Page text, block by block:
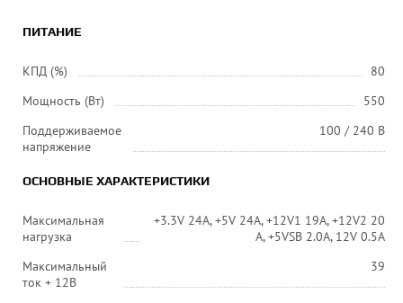
ПИТАНИЕ
КПД (%)
80
Мощность (Вт)
550
Поддерживаемое
напряжение
100 / 240 В
ОСНОВНЫЕ ХАРАКТЕРИСТИКИ
Максимальная
нагрузка
+3.3V 24A, +5V 24A, +12V1 19A, +12V2 20
A, +5VSB 2.0A, 12V 0.5A
Максимальный
ток + 12В
39